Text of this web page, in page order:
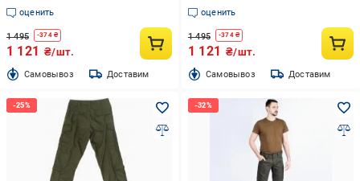
44-46 р) р.S
оценить
1 495 -374₴
1 121 ₴/шт.
Cамовывоз Доставим
(56-58 р) р.XL
оценить
1 495 -374₴
1 121 ₴/шт.
Cамовывоз Доставим